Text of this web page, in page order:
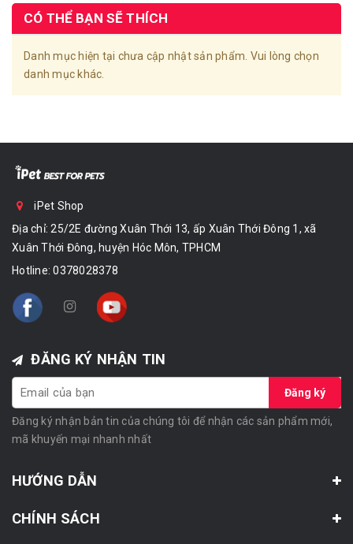
CÓ THỂ BẠN SẼ THÍCH
Danh mục hiện tại chưa cập nhật sản phẩm. Vui lòng chọn
danh mục khác.
iPet Shop
Địa chỉ: 25/2E đường Xuân Thới 13, ấp Xuân Thới Đông 1, xã
Xuân Thới Đông, huyện Hóc Môn, TPHCM
Hotline:0378028378
ĐĂNG KÝ NHẬN TIN
Đăng ký
Đăng ký nhận bản tin của chúng tôi để nhận các sản phẩm mới,
mã khuyến mại nhanh nhất
HƯỚNG DẪN
CHÍNH SÁCH